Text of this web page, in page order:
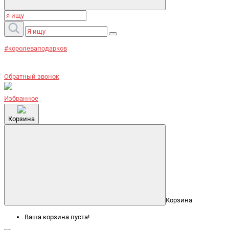
#королеваподарков
Обратный звонок
Избранное
Корзина
Корзина
Ваша корзина пуста!